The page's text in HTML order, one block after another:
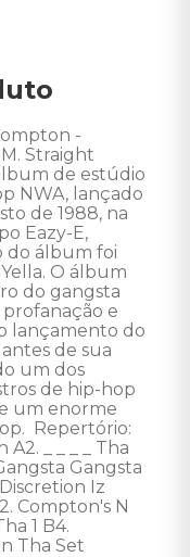
-
Straight
de estúdio
NWA, lançado
de 1988, na
Eazy-E,
do álbum foi
O álbum
do gangsta
e
lançamento do
de sua
um dos
de hip-hop
um enorme
Repertório:
_ _ _ _ Tha
Gangsta
Iz
Compton's N
1 B4.
Tha Set